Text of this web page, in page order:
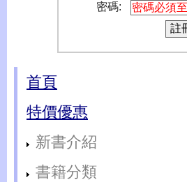
密碼:
首頁
特價優惠
新書介紹
書籍分類